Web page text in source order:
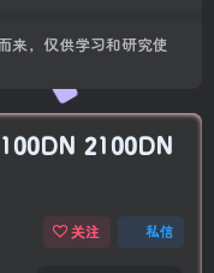
来，仅供学习和研究使
2100DN
关注 私信